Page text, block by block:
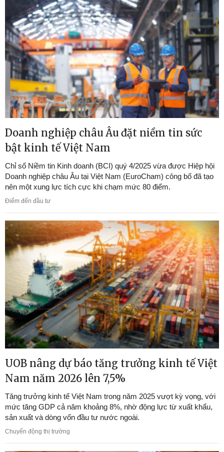
Doanh nghiệp châu Âu đặt niềm tin sức
bật kinh tế Việt Nam
Chỉ số Niềm tin Kinh doanh (BCI) quý 4/2025 vừa được Hiệp hội
Doanh nghiệp châu Âu tại Việt Nam (EuroCham) công bố đã tạo
nên một xung lực tích cực khi chạm mức 80 điểm.
Điểm đến đầu tư
UOB nâng dự báo tăng trưởng kinh tế Việt
Nam năm 2026 lên 7,5%
Tăng trưởng kinh tế Việt Nam trong năm 2025 vượt kỳ vọng, với
mức tăng GDP cả năm khoảng 8%, nhờ động lực từ xuất khẩu,
sản xuất và dòng vốn đầu tư nước ngoài.
Chuyển động thị trường